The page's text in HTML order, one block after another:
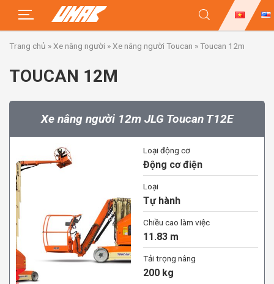
Trang chủ »Xe nâng người »Xe nâng người Toucan »Toucan 12m
TOUCAN 12M
Xe nâng người 12m JLG Toucan T12E
Loại động cơ
Động cơ điện
Loại
Tự hành
Chiều cao làm việc
11.83 m
Tải trọng nâng
200 kg